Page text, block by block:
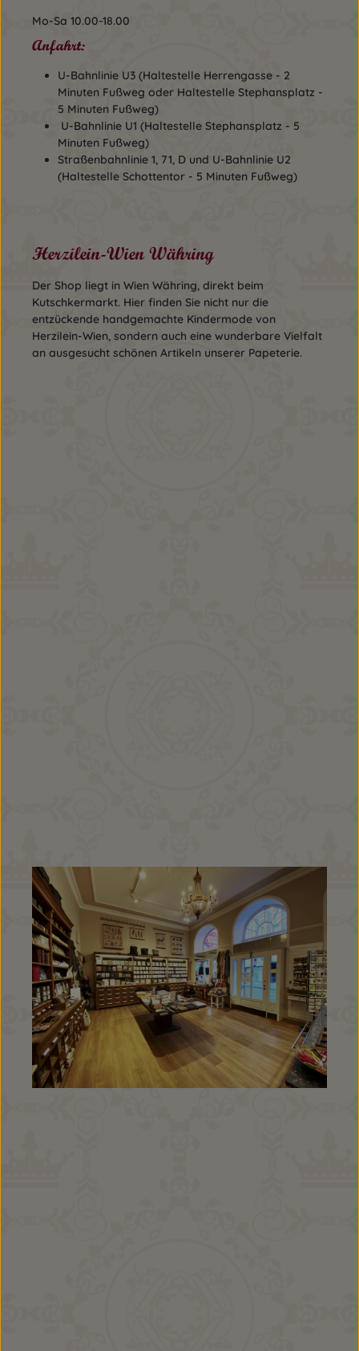
Mo-Sa 10.00-18.00
Anfahrt:
U-Bahnlinie U3 (Haltestelle Herrengasse - 2
Minuten Fußweg oder Haltestelle Stephansplatz -
5 Minuten Fußweg)
U-Bahnlinie U1 (Haltestelle Stephansplatz - 5
Minuten Fußweg)
Straßenbahnlinie 1, 71, D und U-Bahnlinie U2
(Haltestelle Schottentor - 5 Minuten Fußweg)
Herzilein-Wien Währing
Der Shop liegt in Wien Währing, direkt beim
Kutschkermarkt. Hier finden Sie nicht nur die
entzückende handgemachte Kindermode von
Herzilein-Wien, sondern auch eine wunderbare Vielfalt
an ausgesucht schönen Artikeln unserer Papeterie.